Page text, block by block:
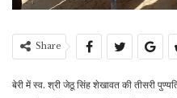
Share
बेरी में स्व. श्री जेठू सिंह शेखावत की तीसरी